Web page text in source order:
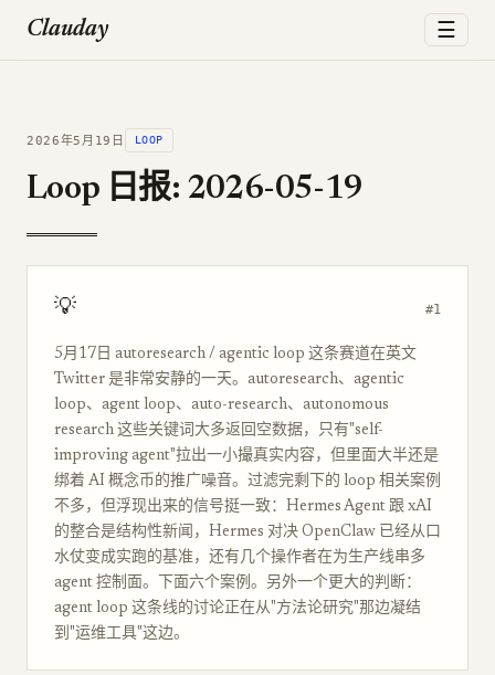
Clauday ☰
2026年5月19日 LOOP
Loop 日报: 2026-05-19
💡 #1
5月17日 autoresearch / agentic loop 这条赛道在英文
Twitter 是非常安静的一天。autoresearch、agentic
loop、agent loop、auto-research、autonomous
research 这些关键词大多返回空数据，只有"self-
improving agent"拉出一小撮真实内容，但里面大半还是
绑着 AI 概念币的推广噪音。过滤完剩下的 loop 相关案例
不多，但浮现出来的信号挺一致：Hermes Agent 跟 xAI
的整合是结构性新闻，Hermes 对决 OpenClaw 已经从口
水仗变成实跑的基准，还有几个操作者在为生产线串多
agent 控制面。下面六个案例。另外一个更大的判断：
agent loop 这条线的讨论正在从"方法论研究"那边凝结
到"运维工具"这边。